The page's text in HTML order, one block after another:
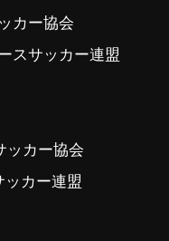
カー協会
スサッカー連盟
ッカー協会
カー連盟